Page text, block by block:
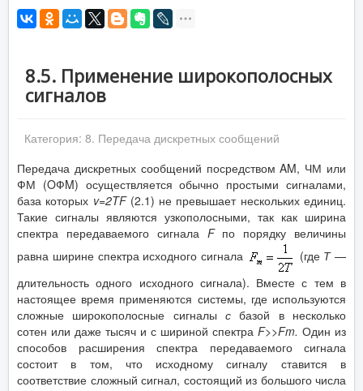
8.5. Применение широкополосных
сигналов
Категория: 8. Передача дискретных сообщений
Передача дискретных сообщений посредством AM, ЧМ или
ФМ (OФM) осуществляется обычно простыми сигналами,
база которых v=2TF(2.1) не превышает нескольких единиц.
Такие сигналы являются узкополосными, так как ширина
спектра передаваемого сигнала Fпо порядку величины
равна ширине спектра исходного сигнала
(где Т —
длительность одного исходного сигнала). Вместе с тем в
настоящее время применяются системы, где используются
сложные широкополосные сигналы сбазой в несколько
сотен или даже тысяч и с шириной спектра F>>Fm. Один из
способов расширения спектра передаваемого сигнала
состоит в том, что исходному сигналу ставится в
соответствие сложный сигнал, состоящий из большого числа